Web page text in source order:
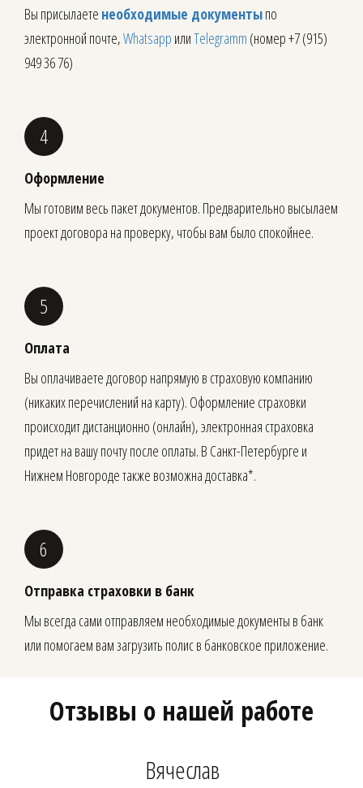
Вы присылаете необходимые документыпо
электронной почте,Whatsapp илиTelegramm (номер +7 (915)
949 36 76)
Оформление
Мы готовим весь пакет документов. Предварительно высылаем
проект договора на проверку, чтобы вам было спокойнее.
Оплата
Вы оплачиваете договор напрямую в страховую компанию
(никаких перечислений на карту). Оформление страховки
происходит дистанционно (онлайн), электронная страховка
придет на вашу почту после оплаты. В Санкт-Петербурге и
Нижнем Новгороде также возможна доставка*.
Отправка страховки в банк
Мы всегда сами отправляем необходимые документы в банк
или помогаем вам загрузить полис в банковское приложение.
Отзывы о нашей работе
Вячеслав